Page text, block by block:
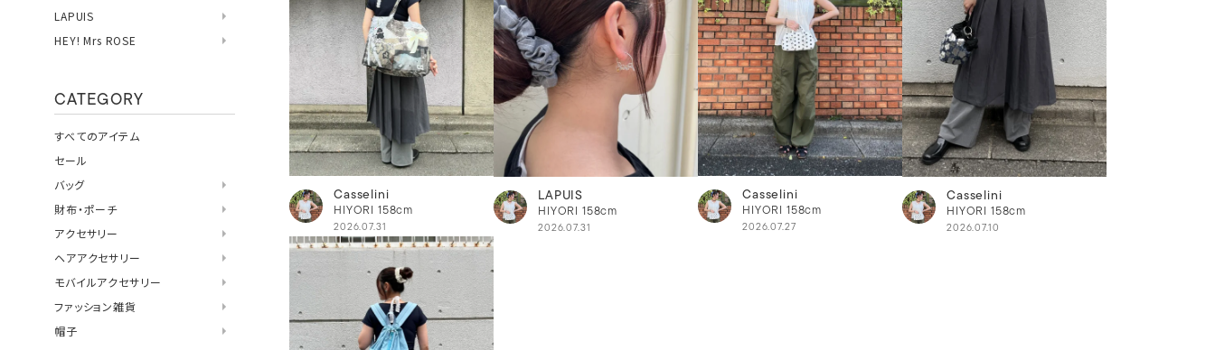
Casselini
HIYORI 158cm
2026.07.31
LAPUIS
HIYORI 158cm
2026.07.31
Casselini
HIYORI 158cm
2026.07.27
Casselini
HIYORI 158cm
2026.07.10
LAPUIS
HEY! Mrs ROSE
CATEGORY
すべてのアイテム
セール
バッグ
財布・ポーチ
アクセサリー
ヘアアクセサリー
モバイルアクセサリー
ファッション雑貨
帽子